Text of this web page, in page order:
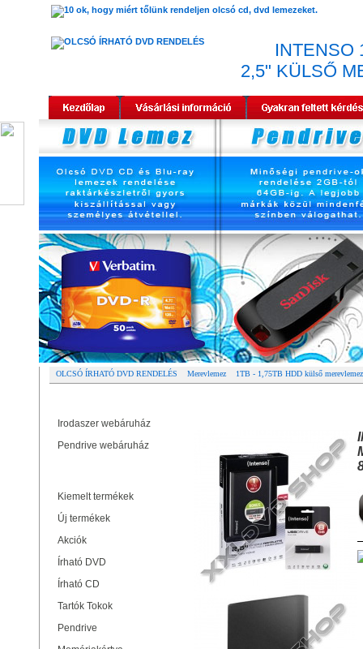
INTENSO
2,5" KÜLSŐ
OLCSÓ ÍRHATÓ DVD RENDELÉS Merevlemez 1TB - 1,75TB HDD külső merevlemez
Irodaszer webáruház
Pendrive webáruház
Kiemelt termékek
Új termékek
Akciók
Írható DVD
Írható CD
Tartók Tokok
Pendrive